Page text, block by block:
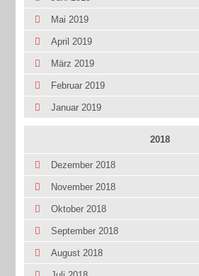
Mai 2019
April 2019
März 2019
Februar 2019
Januar 2019
2018
Dezember 2018
November 2018
Oktober 2018
September 2018
August 2018